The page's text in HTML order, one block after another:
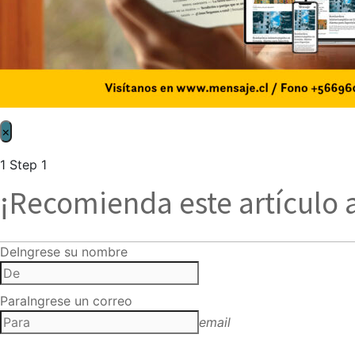
×
1 Step 1
¡Recomienda este artículo
DeIngrese su nombre
ParaIngrese un correo
email